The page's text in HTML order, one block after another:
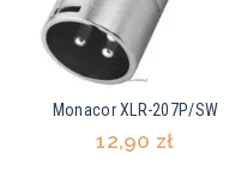
Monacor XLR-207P/SW
12,90 zł